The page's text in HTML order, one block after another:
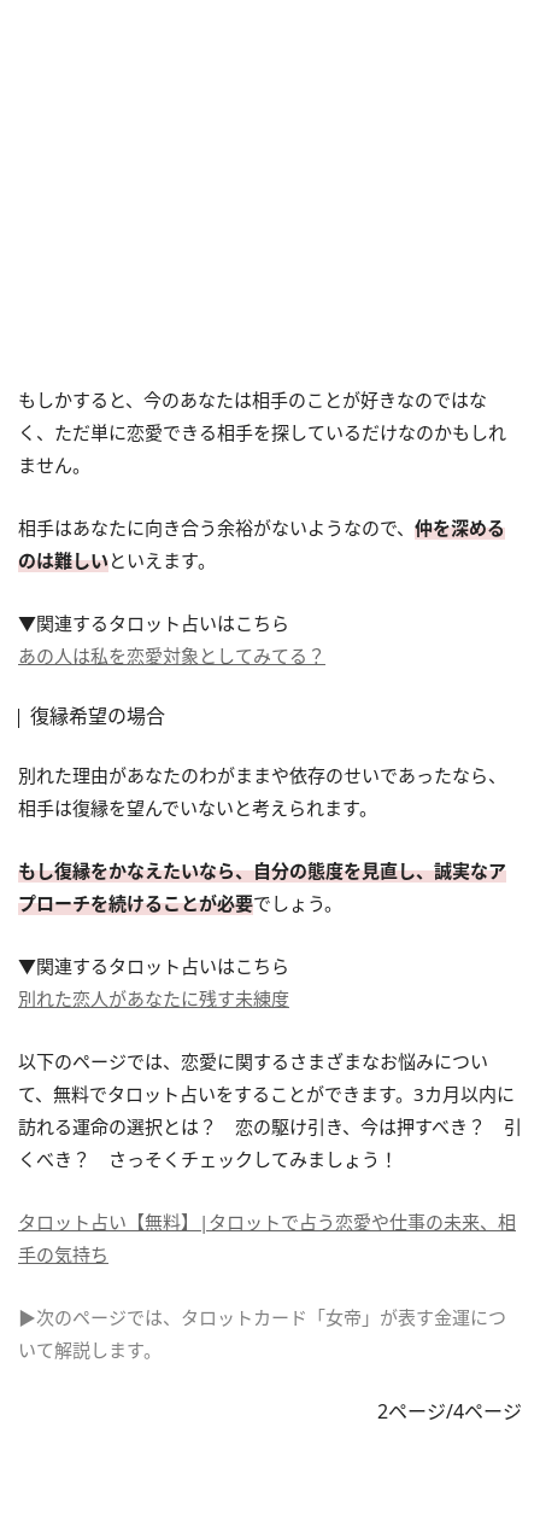
もしかすると、今のあなたは相手のことが好きなのではな
く、ただ単に恋愛できる相手を探しているだけなのかもしれ
ません。
相手はあなたに向き合う余裕がないようなので、 仲を深める
のは難しいといえます。
▼関連するタロット占いはこちら
あの人は私を恋愛対象としてみてる？
復縁希望の場合
別れた理由があなたのわがままや依存のせいであったなら、
相手は復縁を望んでいないと考えられます。
もし復縁をかなえたいなら、自分の態度を見直し、誠実なア
プローチを続けることが必要でしょう。
▼関連するタロット占いはこちら
別れた恋人があなたに残す未練度
以下のページでは、恋愛に関するさまざまなお悩みについ
て、無料でタロット占いをすることができます。3カ月以内に
訪れる運命の選択とは？ 恋の駆け引き、今は押すべき？ 引
くべき？ さっそくチェックしてみましょう！
タロット占い【無料】|タロットで占う恋愛や仕事の未来、相
手の気持ち
▶次のページでは、タロットカード「女帝」が表す金運につ
いて解説します。
2ページ/4ページ